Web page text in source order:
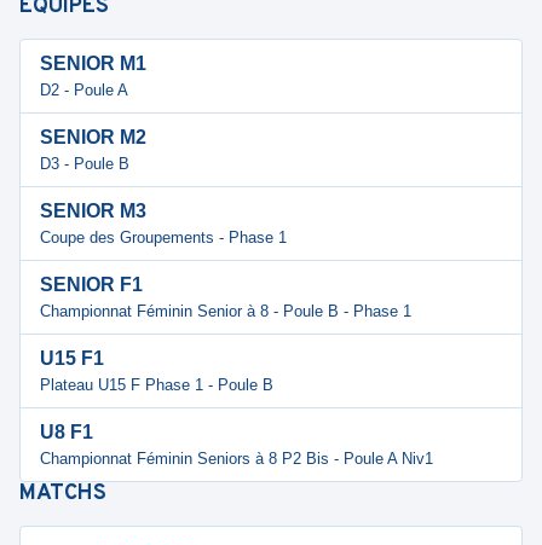
ÉQUIPES
SENIOR M1
D2 - Poule A
SENIOR M2
D3 - Poule B
SENIOR M3
Coupe des Groupements - Phase 1
SENIOR F1
Championnat Féminin Senior à 8 - Poule B - Phase 1
U15 F1
Plateau U15 F Phase 1 - Poule B
U8 F1
Championnat Féminin Seniors à 8 P2 Bis - Poule A Niv1
MATCHS